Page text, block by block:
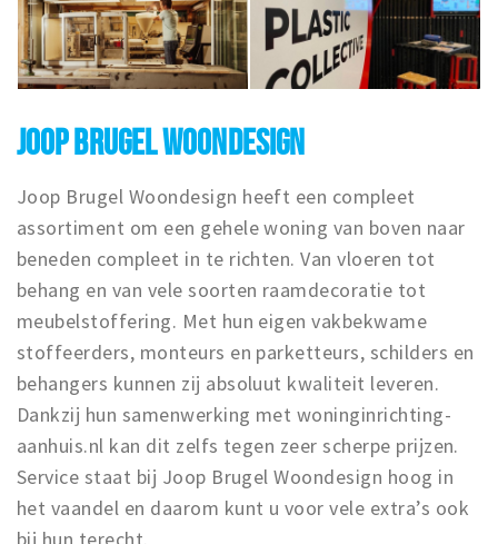
JOOP BRUGEL WOONDESIGN
Joop Brugel Woondesign heeft een compleet
assortiment om een gehele woning van boven naar
beneden compleet in te richten. Van vloeren tot
behang en van vele soorten raamdecoratie tot
meubelstoffering. Met hun eigen vakbekwame
stoffeerders, monteurs en parketteurs, schilders en
behangers kunnen zij absoluut kwaliteit leveren.
Dankzij hun samenwerking met woninginrichting-
aanhuis.nl kan dit zelfs tegen zeer scherpe prijzen.
Service staat bij Joop Brugel Woondesign hoog in
het vaandel en daarom kunt u voor vele extra’s ook